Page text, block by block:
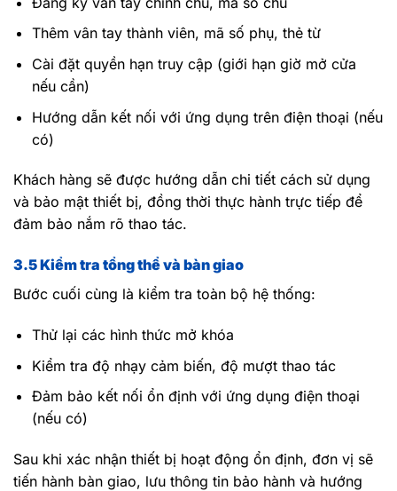
Thêm vân tay thành viên, mã số phụ, thẻ từ
Cài đặt quyền hạn truy cập (giới hạn giờ mở cửa
nếu cần)
Hướng dẫn kết nối với ứng dụng trên điện thoại (nếu
có)
Khách hàng sẽ được hướng dẫn chi tiết cách sử dụng
và bảo mật thiết bị, đồng thời thực hành trực tiếp để
đảm bảo nắm rõ thao tác.
3.5 Kiểm tra tổng thể và bàn giao
Bước cuối cùng là kiểm tra toàn bộ hệ thống:
Thử lại các hình thức mở khóa
Kiểm tra độ nhạy cảm biến, độ mượt thao tác
Đảm bảo kết nối ổn định với ứng dụng điện thoại
(nếu có)
Sau khi xác nhận thiết bị hoạt động ổn định, đơn vị sẽ
tiến hành bàn giao, lưu thông tin bảo hành và hướng